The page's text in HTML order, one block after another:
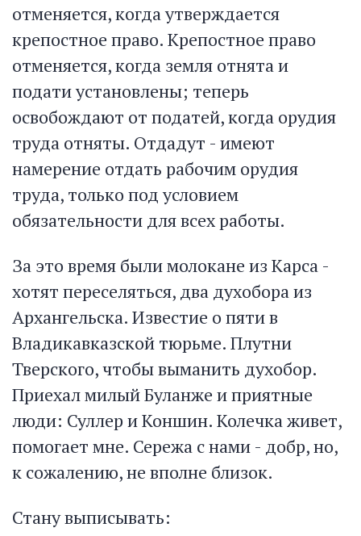
отменяется, когда утверждается
крепостное право. Крепостное право
отменяется, когда земля отнята и
подати установлены; теперь
освобождают от податей, когда орудия
труда отняты. Отдадут - имеют
намерение отдать рабочим орудия
труда, только под условием
обязательности для всех работы.
За это время были молокане из Карса -
хотят переселяться, два духобора из
Архангельска. Известие о пяти в
Владикавказской тюрьме. Плутни
Тверского, чтобы выманить духобор.
Приехал милый Буланже и приятные
люди: Суллер и Коншин. Колечка живет,
помогает мне. Сережа с нами - добр, но,
к сожалению, не вполне близок.
Стану выписывать: